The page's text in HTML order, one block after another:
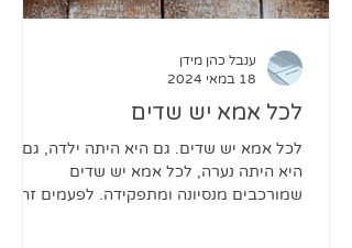
לכל אמא יש שדים
לכל אמא יש שדים. גם היא היתה ילדה, גם
היא היתה נערה, לכל אמא יש שדים
שמורכבים מנסיונה ומתפקידה. לפעמים זה
ענבל כהן מידן
18 במאי 2024